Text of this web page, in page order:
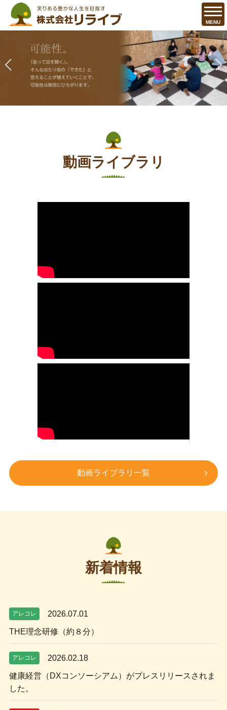
MENU
動画ライブラリ
動画ライブラリ一覧
新着情報
アレコレ 2026.07.01
THE理念研修（約８分）
アレコレ 2026.02.18
健康経営（DXコンソーシアム）がプレスリリースされま
した。